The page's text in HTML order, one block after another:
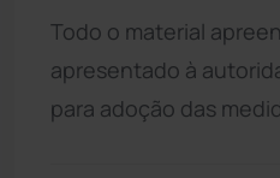
Todo o material
apresentado à
para adoção das